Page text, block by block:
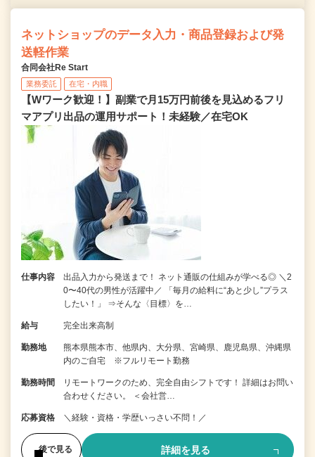
ネットショップのデータ入力・商品登録および発
送軽作業
合同会社Re Start
業務委託 在宅・内職
【Wワーク歓迎！】副業で月15万円前後を見込めるフリ
マアプリ出品の運用サポート！未経験／在宅OK
仕事内容
出品入力から発送まで！ ネット通販の仕組みが学べる◎ ＼2
0〜40代の男性が活躍中／ 「毎月の給料に“あと少し”プラス
したい！」 ⇒そんな〈目標〉を…
給与 完全出来高制
勤務地
熊本県熊本市、他県内、大分県、宮崎県、鹿児島県、沖縄県
内のご自宅 ※フルリモート勤務
勤務時間
リモートワークのため、完全自由シフトです！ 詳細はお問い
合わせください。 ＜会社営…
応募資格 ＼経験・資格・学歴いっさい不問！／
後で見る 詳細を見る